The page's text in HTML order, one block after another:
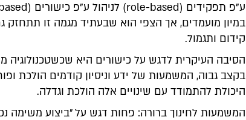
במיון מועמדים, אך הצפי הוא שבעתיד מגמה זו תתחזק
קידום ותגמול.
הסיבה העיקרית לדגש על כישורים היא
בקצב גבוה, המשמעות של ידע וניסיון קודמים הולכת
היכולת להתמודד עם שינויים אלה הולכת וגדלה.
המשמעות לחינוך ברורה: פחות דגש על ״ביצוע משימה